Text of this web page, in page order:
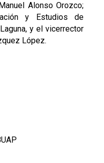
Alonso Orozco;
y Estudios de
y el vicerrector
López.